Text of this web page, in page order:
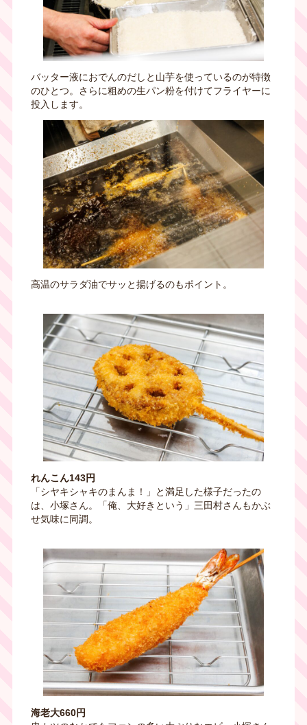
バッター液におでんのだしと山芋を使っているのが特徴
のひとつ。さらに粗めの生パン粉を付けてフライヤーに
投入します。
高温のサラダ油でサッと揚げるのもポイント。
れんこん143円
「シヤキシャキのまんま！」と満足した様子だったの
は、小塚さん。「俺、大好きという」三田村さんもかぶ
せ気味に同調。
海老大660円